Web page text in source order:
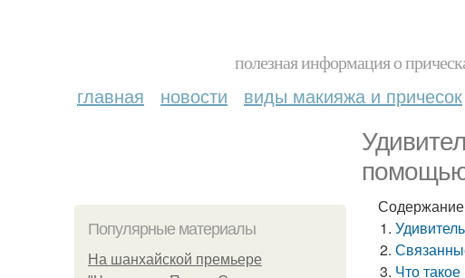
полезная информация о
главная новости виды макияжа и причесок
Популярные материалы
На шанхайской премьере
Содержание
Что